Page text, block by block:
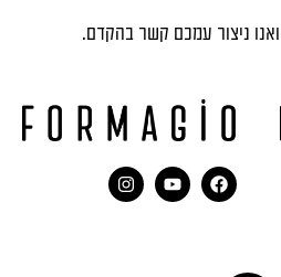
ניצור עמכם קשר בהקדם.